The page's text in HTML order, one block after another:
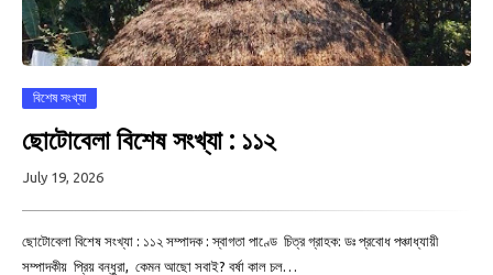
বিশেষ সংখ্যা
ছোটোবেলা বিশেষ সংখ্যা : ১১২
July 19, 2026
ছোটোবেলা বিশেষ সংখ্যা : ১১২ সম্পাদক : স্বাগতা পাণ্ডে চিত্র গ্রাহক: ডঃ প্রবোধ পঞ্চাধ্যায়ী
সম্পাদকীয় প্রিয় বন্ধুরা, কেমন আছো সবাই? বর্ষা কাল চল…